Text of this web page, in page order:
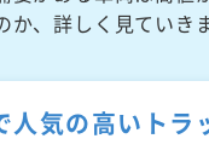
か、詳しく見ていき
人気の高いトラ